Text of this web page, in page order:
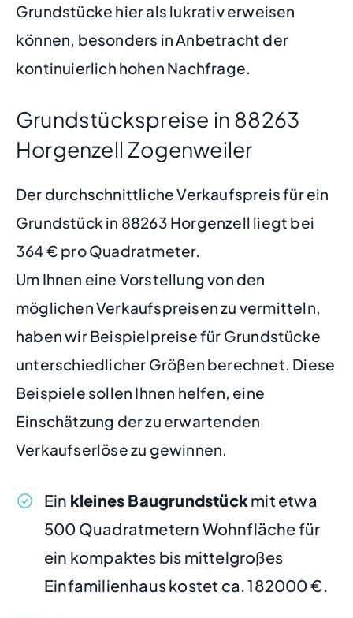
Grundstücke hier als lukrativ erweisen
können, besonders in Anbetracht der
kontinuierlich hohen Nachfrage.
Grundstückspreise in 88263
Horgenzell Zogenweiler
Der durchschnittliche Verkaufspreis für ein
Grundstück in 88263 Horgenzell liegt bei
364 € pro Quadratmeter.
Um Ihnen eine Vorstellung von den
möglichen Verkaufspreisen zu vermitteln,
haben wir Beispielpreise für Grundstücke
unterschiedlicher Größen berechnet. Diese
Beispiele sollen Ihnen helfen, eine
Einschätzung der zu erwartenden
Verkaufserlöse zu gewinnen.
Ein kleines Baugrundstückmit etwa
500 Quadratmetern Wohnfläche für
ein kompaktes bis mittelgroßes
Einfamilienhaus kostet ca. 182000 €.